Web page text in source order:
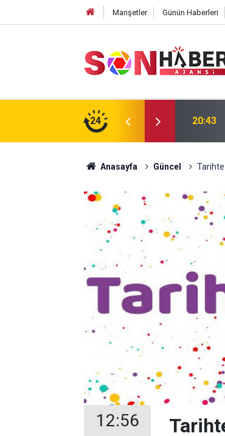
Manşetler Günün Haberleri
24
olan yaşlı adamın cansız bedeni barajda
20:43
Anasayfa Güncel
12:56